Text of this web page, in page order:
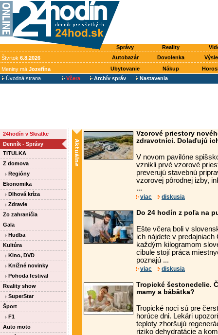
Správy Reality
Štvrtok 6.8.2026 Autobazár Dovolenka
Meniny má Jozefína Ubytovanie Nákup
Úvodná strana
Včera Archív správ Nastavenia
24hodín v Skratke
Denník - Správy
TITULKA
Z domova
Regióny
Ekonomika
Dlhová kríza
Zdravie
Zo zahraničia
Gala
Hudba
Kultúra
Kino, DVD
Knižné novinky
Pohoda festival
Reality show
SuperStar
Šport
F1
Auto moto
Vzorové priestory
zdravotníci. Dolaďujú
V novom pavilóne
vznikli prvé vzorové
preverujú stavebnú
vzorovej pôrodnej izby,
...
viac diskusia
Do 24 hodín z poľa na
Ešte včera boli v
ich nájdete v
každým kilogramom
cibule stojí práca
poznajú ...
viac diskusia
Tropické šestonedelie.
mamy a bábätka?
Tropické noci sú pre
horúce dni. Lekári
teploty zhoršujú
riziko dehydratácie a